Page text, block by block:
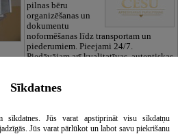
pilnas bēru
organizēšanas un
dokumentu
noformēšanas līdz transportam un
piederumiem. Pieejami 24/7.
Piedāvājam arī kvalitatīvas, autentiskas
izglītības iestāde
Pirmsskolas
Sīkdatnes
sīkdatnes. Jūs varat apstiprināt visu sīkdatņu
Jūs varat pārlūkot un labot savu piekrišanu